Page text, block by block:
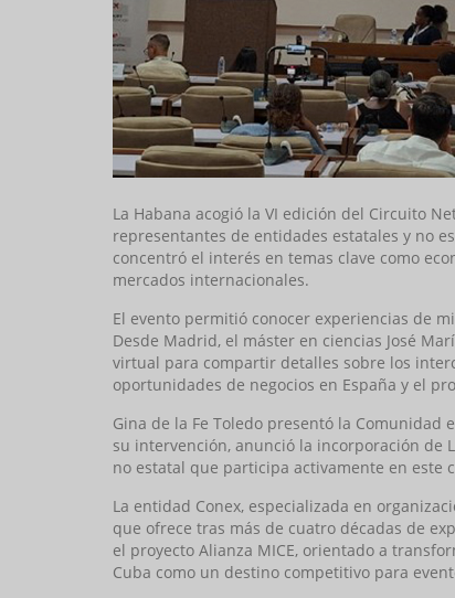
La Habana acogió la VI edición del Circuito
representantes de entidades estatales y no
concentró el interés en temas clave como
mercados internacionales.
El evento permitió conocer experiencias de
Desde Madrid, el máster en ciencias José
virtual para compartir detalles sobre los
oportunidades de negocios en España y el
Gina de la Fe Toledo presentó la
su intervención, anunció la incorporación de
no estatal que participa activamente en este
La entidad Conex, especializada en
que ofrece tras más de cuatro décadas de
el proyecto Alianza MICE, orientado a
Cuba como un destino competitivo para